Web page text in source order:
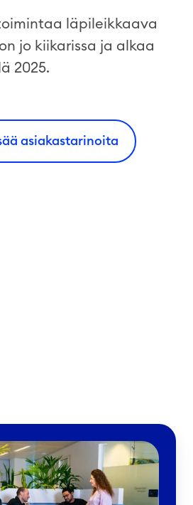
läpileikkaava
jo kiikarissa ja alkaa
2025.
asiakastarinoita